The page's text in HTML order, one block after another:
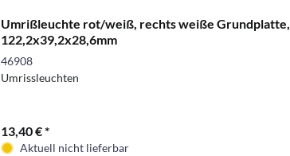
Umrißleuchte rot/weiß, rechts weiße Grundplatte,
122,2x39,2x28,6mm
46908
Umrissleuchten
13,40 € *
Aktuell nicht lieferbar